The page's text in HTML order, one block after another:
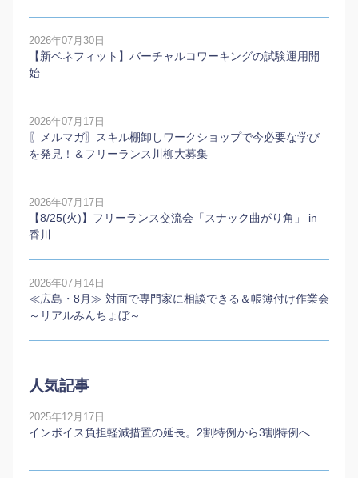
2026年07月30日
【新ベネフィット】バーチャルコワーキングの試験運用開
始
2026年07月17日
〖メルマガ〗スキル棚卸しワークショップで今必要な学び
を発見！＆フリーランス川柳大募集
2026年07月17日
【8/25(火)】フリーランス交流会「スナック曲がり角」 in
香川
2026年07月14日
≪広島・8月≫ 対面で専門家に相談できる＆帳簿付け作業会
～リアルみんちょぼ～
人気記事
2025年12月17日
インボイス負担軽減措置の延長。2割特例から3割特例へ